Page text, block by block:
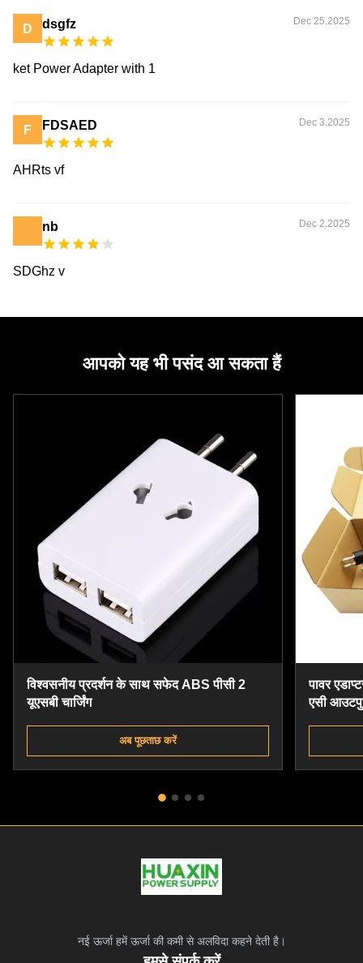
D dsgfz Dec 25.2025
ket Power Adapter with 1
F FDSAED Dec 3.2025
AHRts vf
nb Dec 2.2025
SDGhz v
आपको यह भी पसंद आ सकता हैं
विश्वसनीय प्रदर्शन के साथ सफेद ABS पीसी 2
यूएसबी चार्जिंग
अब पूछताछ करें
पावर
एसी
नई ऊर्जा हमें ऊर्जा की कमी से अलविदा कहने देती है।